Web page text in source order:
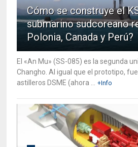
Cómo se construye el
submarino sudcoreano
Polonia, Canada y Perú?
El «An Mu» (SS-085) es la segunda
Changho. Al igual que el prototipo,
astilleros DSME (ahora ...
+Info